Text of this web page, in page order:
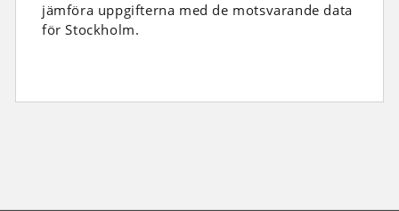
jämföra uppgifterna med de motsvarande data
för Stockholm.